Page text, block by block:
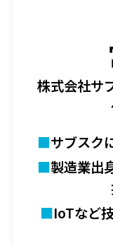
株式会社サ
サブスク
製造業出
IoTなど